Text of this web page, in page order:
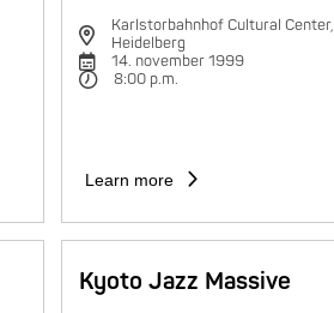
Karlstorbahnhof Cultural Center,
Heidelberg
14. november 1999
8:00 p.m.
Learn more
Kyoto Jazz Massive